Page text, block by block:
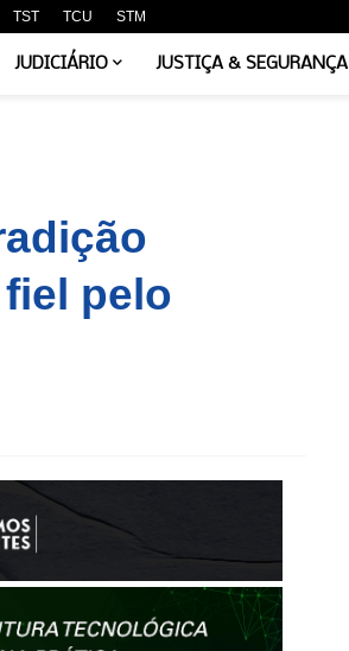
TST TCU STM
JUDICIÁRIO JUSTIÇA & SEGURANÇA
pelo